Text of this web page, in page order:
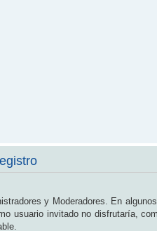
y Moderadores. En
usuario invitado no disfrutaría,